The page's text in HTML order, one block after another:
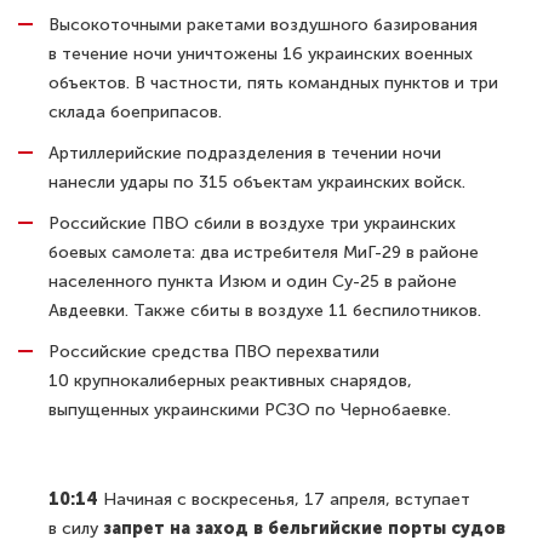
Высокоточными ракетами воздушного базирования
в течение ночи уничтожены 16 украинских военных
объектов. В частности, пять командных пунктов и три
склада боеприпасов.
Артиллерийские подразделения в течении ночи
нанесли удары по 315 объектам украинских войск.
Российские ПВО сбили в воздухе три украинских
боевых самолета: два истребителя МиГ-29 в районе
населенного пункта Изюм и один Су-25 в районе
Авдеевки. Также сбиты в воздухе 11 беспилотников.
Российские средства ПВО перехватили
10 крупнокалиберных реактивных снарядов,
выпущенных украинскими РСЗО по Чернобаевке.
10:14 Начиная с воскресенья, 17 апреля, вступает
в силу запрет на заход в бельгийские порты судов